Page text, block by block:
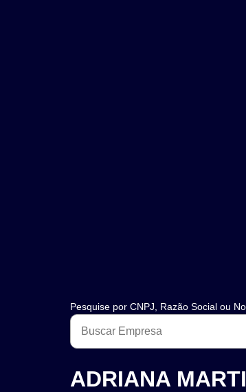
Pesquise por CNPJ, Razão Social ou
ADRIANA